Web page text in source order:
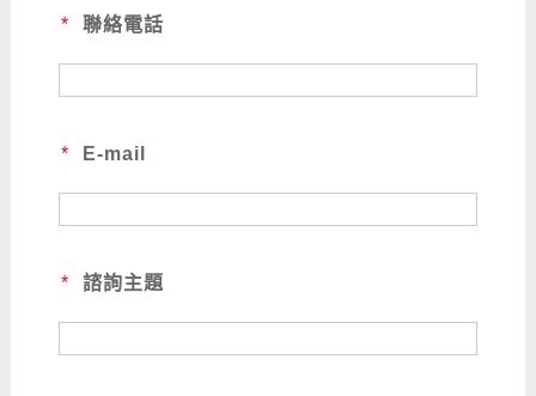
* 聯絡電話
* E-mail
* 諮詢主題